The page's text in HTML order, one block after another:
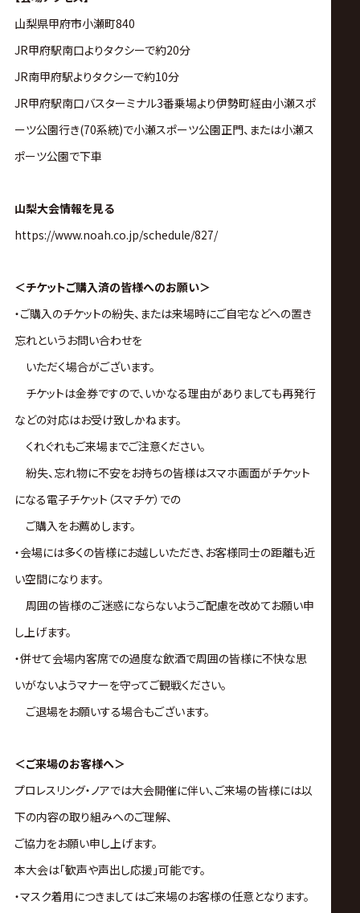
山梨県甲府市小瀬町840
JR甲府駅南口よりタクシーで約20分
JR南甲府駅よりタクシーで約10分
JR甲府駅南口バスターミナル3番乗場より伊勢町経由小瀬スポ
ーツ公園行き(70系統)で小瀬スポーツ公園正門、または小瀬ス
ポーツ公園で下車
山梨大会情報を見る
https://www.noah.co.jp/schedule/827/
＜チケットご購入済の皆様へのお願い＞
・ご購入のチケットの紛失、または来場時にご自宅などへの置き
忘れというお問い合わせを
いただく場合がございます。
チケットは金券ですので、いかなる理由がありましても再発行
などの対応はお受け致しかねます。
くれぐれもご来場までご注意ください。
紛失、忘れ物に不安をお持ちの皆様はスマホ画面がチケット
になる電子チケット（スマチケ）での
ご購入をお薦めします。
・会場には多くの皆様にお越しいただき、お客様同士の距離も近
い空間になります。
周囲の皆様のご迷惑にならないようご配慮を改めてお願い申
し上げます。
・併せて会場内客席での過度な飲酒で周囲の皆様に不快な思
いがないようマナーを守ってご観戦ください。
ご退場をお願いする場合もございます。
＜ご来場のお客様へ＞
プロレスリング・ノアでは大会開催に伴い、ご来場の皆様には以
下の内容の取り組みへのご理解、
ご協力をお願い申し上げます。
本大会は｢歓声や声出し応援｣可能です。
・マスク着用につきましてはご来場のお客様の任意となります。